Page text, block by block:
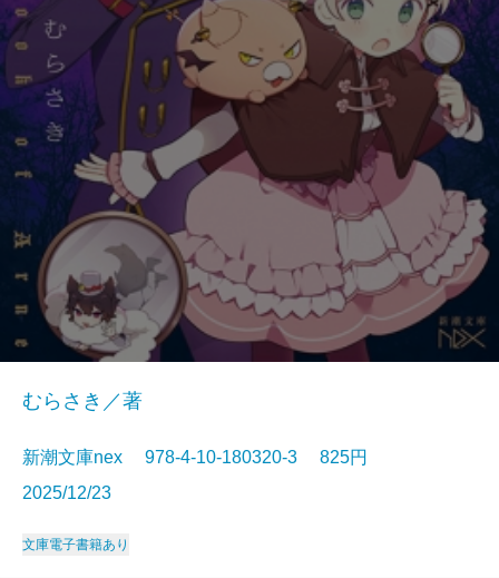
むらさき／著
新潮文庫nex 978-4-10-180320-3 825円
2025/12/23
文庫電子書籍あり